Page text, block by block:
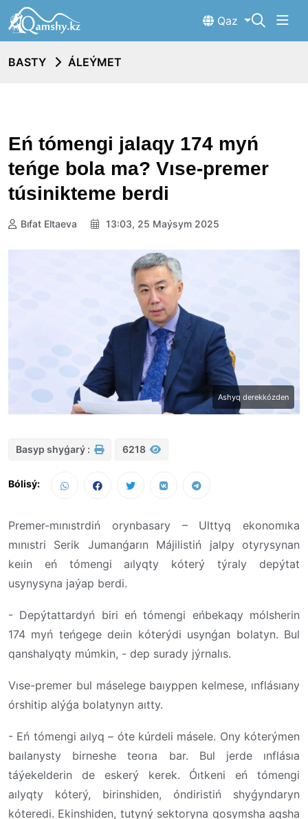
Qaz
BASTY ÁLEÝMET
Eń tómengi jalaqy 174 myń
teńge bola ma? Vıse-premer
túsinikteme berdi
Bıfat Eltaeva 13:03, 25 Maýsym 2025
Ashyq derekkózden
Basyp shyǵarý : 6218
Bólisý:
Premer-mınıstrdiń orynbasary – Ulttyq ekonomıka
mınıstri Serik Jumanǵarın Májilistiń jalpy otyrysynan
keıin eń tómengi aılyqty kóterý týraly depýtat
usynysyna jaýap berdi.
- Depýtattardyń biri eń tómengi eńbekaqy mólsherin
174 myń teńgege deıin kóterýdi usynǵan bolatyn. Bul
qanshalyqty múmkin, - dep surady jýrnalıs.
Vıse-premer bul máselege baıyppen kelmese, ınflásıany
órshitip alýǵa bolatynyn aıtty.
- Eń tómengi aılyq – óte kúrdeli másele. Ony kóterýmen
baılanysty birneshe teorıa bar. Bul jerde ınflásıa
táýekelderin de eskerý kerek. Óıtkeni eń tómengi
aılyqty kóterý, birinshiden, óndiristiń shyǵyndaryn
kóteredi. Ekinshiden, tutyný sektoryna qosymsha aqsha